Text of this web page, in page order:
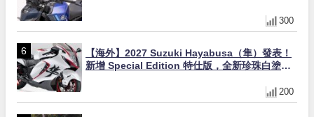
300
【海外】2027 Suzuki Hayabusa（隼）發表！
新增 Special Edition 特仕版，全新珍珠白塗裝
200